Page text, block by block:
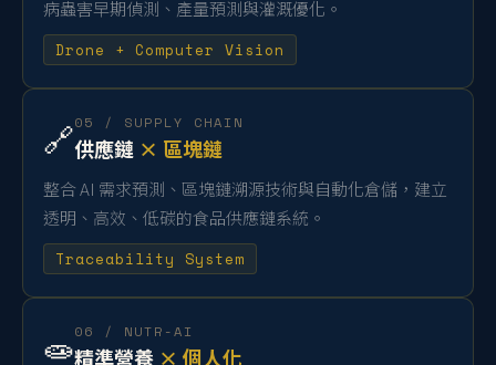
病蟲害早期偵測、產量預測與灌溉優化。
Drone + Computer Vision
🔗05 / SUPPLY CHAIN
供應鏈 × 區塊鏈
整合 AI 需求預測、區塊鏈溯源技術與自動化倉儲，建立
透明、高效、低碳的食品供應鏈系統。
Traceability System
🧫06 / NUTR-AI